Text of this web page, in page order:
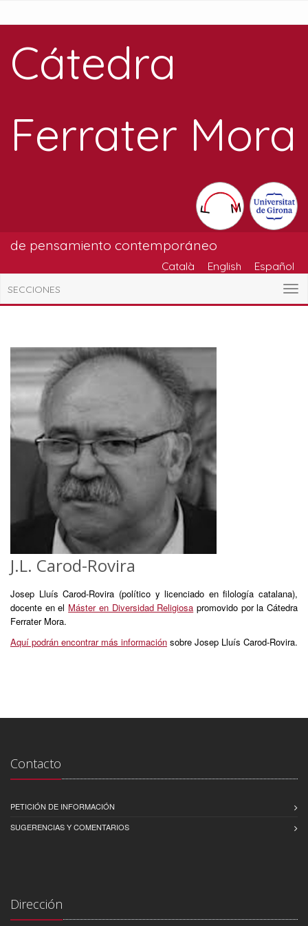
Cátedra
Ferrater Mora
de pensamiento contemporáneo
Català English Español
SECCIONES
J.L. Carod-Rovira
Josep Lluís Carod-Rovira (político y licenciado en filología catalana),
docente en el Máster en Diversidad Religiosa promovido por la Cátedra
Ferrater Mora.
Aquí podrán encontrar más información sobre Josep Lluís Carod-Rovira.
Contacto
PETICIÓN DE INFORMACIÓN
SUGERENCIAS Y COMENTARIOS
Dirección